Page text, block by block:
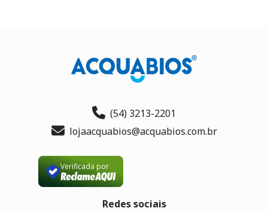
(54) 3213-2201
lojaacquabios@acquabios.com.br
Verificada por
Redes sociais